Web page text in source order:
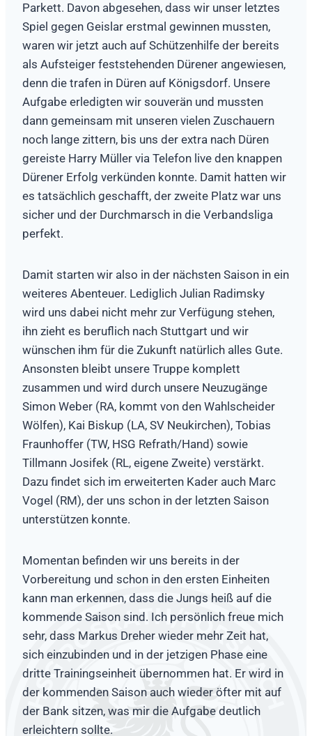
Parkett. Davon abgesehen, dass wir unser letztes
Spiel gegen Geislar erstmal gewinnen mussten,
waren wir jetzt auch auf Schützenhilfe der bereits
als Aufsteiger feststehenden Dürener angewiesen,
denn die trafen in Düren auf Königsdorf. Unsere
Aufgabe erledigten wir souverän und mussten
dann gemeinsam mit unseren vielen Zuschauern
noch lange zittern, bis uns der extra nach Düren
gereiste Harry Müller via Telefon live den knappen
Dürener Erfolg verkünden konnte. Damit hatten wir
es tatsächlich geschafft, der zweite Platz war uns
sicher und der Durchmarsch in die Verbandsliga
perfekt.
Damit starten wir also in der nächsten Saison in ein
weiteres Abenteuer. Lediglich Julian Radimsky
wird uns dabei nicht mehr zur Verfügung stehen,
ihn zieht es beruflich nach Stuttgart und wir
wünschen ihm für die Zukunft natürlich alles Gute.
Ansonsten bleibt unsere Truppe komplett
zusammen und wird durch unsere Neuzugänge
Simon Weber (RA, kommt von den Wahlscheider
Wölfen), Kai Biskup (LA, SV Neukirchen), Tobias
Fraunhoffer (TW, HSG Refrath/Hand) sowie
Tillmann Josifek (RL, eigene Zweite) verstärkt.
Dazu findet sich im erweiterten Kader auch Marc
Vogel (RM), der uns schon in der letzten Saison
unterstützen konnte.
Momentan befinden wir uns bereits in der
Vorbereitung und schon in den ersten Einheiten
kann man erkennen, dass die Jungs heiß auf die
kommende Saison sind. Ich persönlich freue mich
sehr, dass Markus Dreher wieder mehr Zeit hat,
sich einzubinden und in der jetzigen Phase eine
dritte Trainingseinheit übernommen hat. Er wird in
der kommenden Saison auch wieder öfter mit auf
der Bank sitzen, was mir die Aufgabe deutlich
erleichtern sollte.